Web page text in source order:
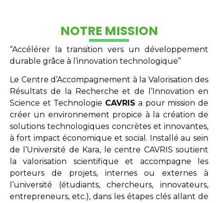
NOTRE MISSION
“Accélérer la transition vers un développement
durable grâce à l’innovation technologique”
Le Centre d’Accompagnement à la Valorisation des
Résultats de la Recherche et de l’Innovation en
Science et Technologie CAVRIS a pour mission de
créer un environnement propice à la création de
solutions technologiques concrètes et innovantes,
à fort impact économique et social. Installé au sein
de l’Université de Kara, le centre CAVRIS soutient
la valorisation scientifique et accompagne les
porteurs de projets, internes ou externes à
l’université (étudiants, chercheurs, innovateurs,
entrepreneurs, etc.), dans les étapes clés allant de